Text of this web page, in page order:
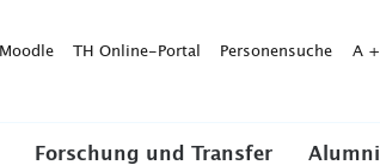
Moodle TH Online-Portal Personensuche A +
Forschung und Transfer Alumni